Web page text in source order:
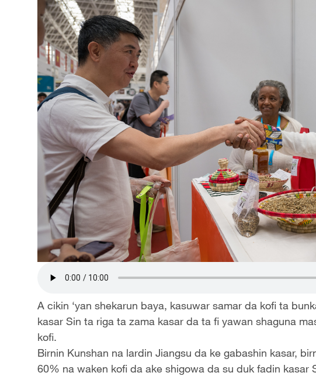
A cikin ‘yan shekarun baya, kasuwar samar da kofi ta
kasar Sin ta riga ta zama kasar da ta fi yawan shaguna
kofi.
Birnin Kunshan na lardin Jiangsu da ke gabashin kasar,
60% na waken kofi da ake shigowa da su duk fadin kasar